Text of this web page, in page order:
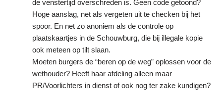
de venstertijd overschreden is. Geen code getoond?
Hoge aanslag, net als vergeten uit te checken bij het
spoor. En net zo anoniem als de controle op
plaatskaartjes in de Schouwburg, die bij illegale kopie
ook meteen op tilt slaan.
Moeten burgers de “beren op de weg” oplossen voor de
wethouder? Heeft haar afdeling alleen maar
PR/Voorlichters in dienst of ook nog ter zake kundigen?